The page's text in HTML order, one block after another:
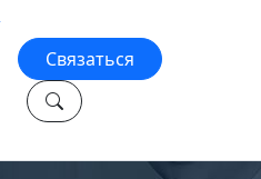
Связаться